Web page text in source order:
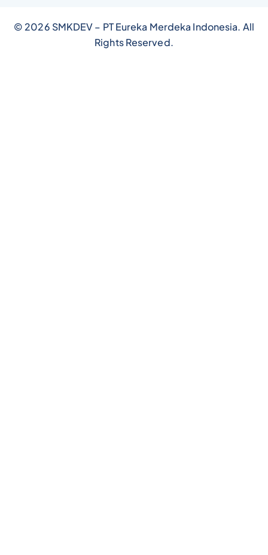
© 2026 SMKDEV – PT Eureka Merdeka Indonesia. All
Rights Reserved.